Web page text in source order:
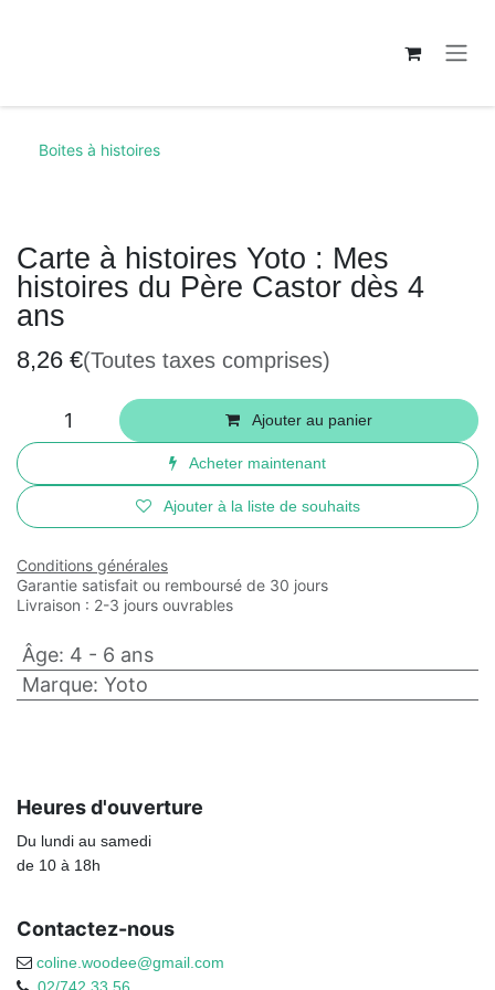
Boites à histoires
Carte à histoires Yoto : Mes
histoires du Père Castor dès 4
ans
8,26 €(Toutes taxes comprises)
Ajouter au panier
Acheter maintenant
Ajouter à la liste de souhaits
Conditions générales
Garantie satisfait ou remboursé de 30 jours
Livraison : 2-3 jours ouvrables
Âge: 4 - 6 ans
Marque: Yoto
Heures d'ouverture
Du lundi au samedi
de 10 à 18h
Contactez-nous
coline.woodee@gmail.com